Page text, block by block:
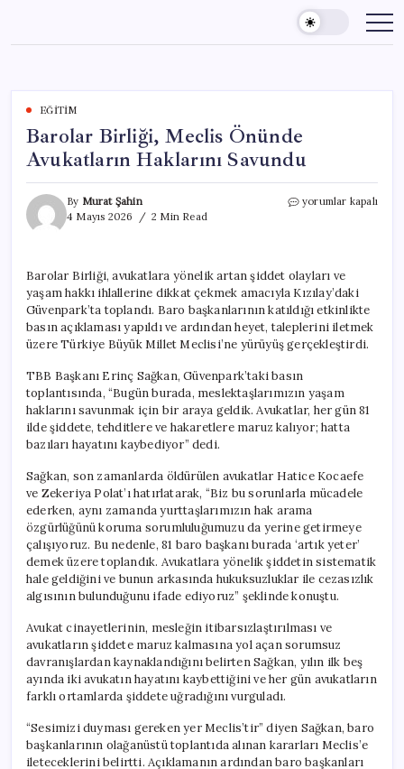
content
EĞITIM
Barolar Birliği, Meclis Önünde
Avukatların Haklarını Savundu
By Murat Şahin
4 Mayıs 2026
2 Min Read
Barolar
Haklarını
Savundu
için
yorumlar kapalı
Barolar Birliği, avukatlara yönelik artan şiddet olayları ve
yaşam hakkı ihlallerine dikkat çekmek amacıyla Kızılay’daki
Güvenpark’ta toplandı. Baro başkanlarının katıldığı etkinlikte
basın açıklaması yapıldı ve ardından heyet, taleplerini iletmek
üzere Türkiye Büyük Millet Meclisi’ne yürüyüş gerçekleştirdi.
TBB Başkanı Erinç Sağkan, Güvenpark’taki basın
toplantısında, “Bugün burada, meslektaşlarımızın yaşam
haklarını savunmak için bir araya geldik. Avukatlar, her gün 81
ilde şiddete, tehditlere ve hakaretlere maruz kalıyor; hatta
bazıları hayatını kaybediyor” dedi.
Sağkan, son zamanlarda öldürülen avukatlar Hatice Kocaefe
ve Zekeriya Polat’ı hatırlatarak, “Biz bu sorunlarla mücadele
ederken, aynı zamanda yurttaşlarımızın hak arama
özgürlüğünü koruma sorumluluğumuzu da yerine getirmeye
çalışıyoruz. Bu nedenle, 81 baro başkanı burada ‘artık yeter’
demek üzere toplandık. Avukatlara yönelik şiddetin sistematik
hale geldiğini ve bunun arkasında hukuksuzluklar ile cezasızlık
algısının bulunduğunu ifade ediyoruz” şeklinde konuştu.
Avukat cinayetlerinin, mesleğin itibarsızlaştırılması ve
avukatların şiddete maruz kalmasına yol açan sorumsuz
davranışlardan kaynaklandığını belirten Sağkan, yılın ilk beş
ayında iki avukatın hayatını kaybettiğini ve her gün avukatların
farklı ortamlarda şiddete uğradığını vurguladı.
“Sesimizi duyması gereken yer Meclis’tir” diyen Sağkan, baro
başkanlarının olağanüstü toplantıda alınan kararları Meclis’e
ileteceklerini belirtti. Açıklamanın ardından baro başkanları